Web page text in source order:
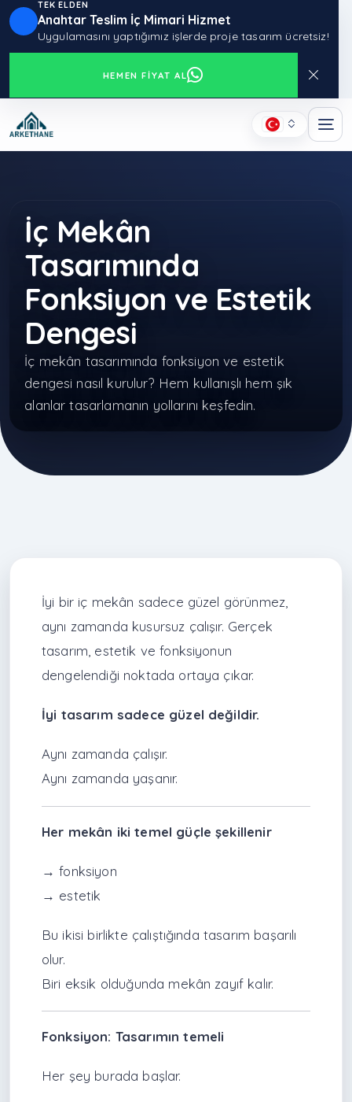
TEK ELDEN
Anahtar Teslim İç Mimari Hizmet
Uygulamasını yaptığımız işlerde proje tasarım ücretsiz!
HEMEN FIYAT AL
İç Mekân
Tasarımında
Fonksiyon ve Estetik
Dengesi
İç mekân tasarımında fonksiyon ve estetik
dengesi nasıl kurulur? Hem kullanışlı hem şık
alanlar tasarlamanın yollarını keşfedin.
İyi bir iç mekân sadece güzel görünmez,
aynı zamanda kusursuz çalışır. Gerçek
tasarım, estetik ve fonksiyonun
dengelendiği noktada ortaya çıkar.
İyi tasarım sadece güzel değildir.
Aynı zamanda çalışır.
Aynı zamanda yaşanır.
Her mekân iki temel güçle şekillenir
→ fonksiyon
→ estetik
Bu ikisi birlikte çalıştığında tasarım başarılı
olur.
Biri eksik olduğunda mekân zayıf kalır.
Fonksiyon: Tasarımın temeli
Her şey burada başlar.